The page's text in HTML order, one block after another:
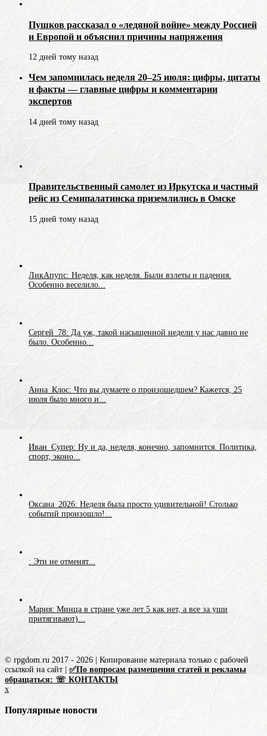
Пушков рассказал о «ледяной войне» между Россией
и Европой и объяснил причины напряжения
12 дней тому назад
Чем запомнилась неделя 20–25 июля: цифры, цитаты
и факты — главные цифры и комментарии
экспертов
14 дней тому назад
Правительственный самолет из Иркутска и частный
рейс из Семипалатинска приземлились в Омске
15 дней тому назад
ЛикАпупс: Неделя, как неделя. Были взлеты и падения.
Особенно веселило...
Сергей_78: Да уж, такой насыщенной недели у нас давно не
было. Особенно...
Анна_Клос: Что вы думаете о произошедшем? Кажется, 25
июля было много и...
Иван_Супер: Ну и да, неделя, конечно, запомнится. Политика,
спорт, эконо...
Оксана_2026: Неделя была просто удивительной! Столько
событий произошло!...
: Эти не отменят...
Мария: Минца в стране уже лет 5 как нет, а все за уши
притягивают)...
© rpgdom.ru 2017 - 2026 | Копирование материала только с рабочей
ссылкой на сайт | ✅По вопросам размещения статей и рекламы
обращаться: ☏ КОНТАКТЫ
x
Популярные новости